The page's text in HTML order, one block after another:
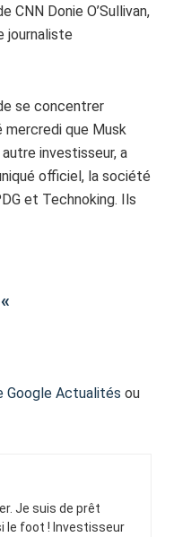
CNN Donie O’Sullivan,
journaliste
se concentrer
mercredi que Musk
investisseur, a
officiel, la société
et Technoking. Ils
Google Actualités ou
Je suis de prêt
le foot ! Investisseur